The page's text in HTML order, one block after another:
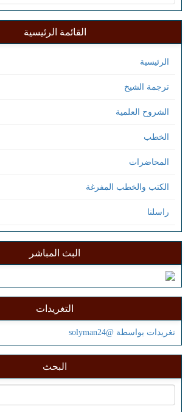
القائمة الرئيسية
الرئيسية
ترجمة الشيخ
الشروح العلمية
الخطب
المحاضرات
الكتب والخطب المفرغة
راسلنا
البث المباشر
التغريدات
تغريدات بواسطة @solyman24
البحث